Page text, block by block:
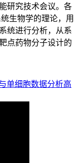
研究技术会议。各
生物学的理论，用
统进行分析，从系
点药物分子设计的
单细胞数据分析高